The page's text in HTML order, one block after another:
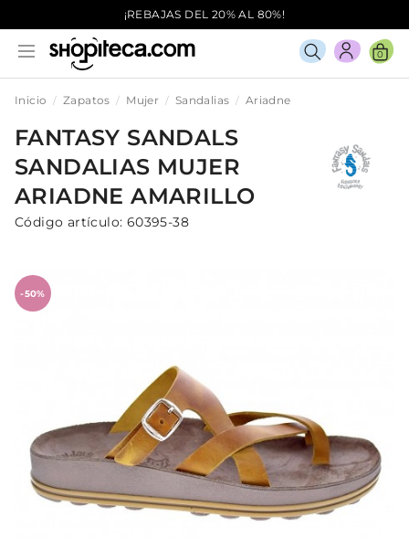
¡REBAJAS DEL 20% AL 80%!
0
Inicio Zapatos Mujer Sandalias Ariadne
FANTASY SANDALS
SANDALIAS MUJER
ARIADNEAMARILLO
Código artículo: 60395-38
-50%